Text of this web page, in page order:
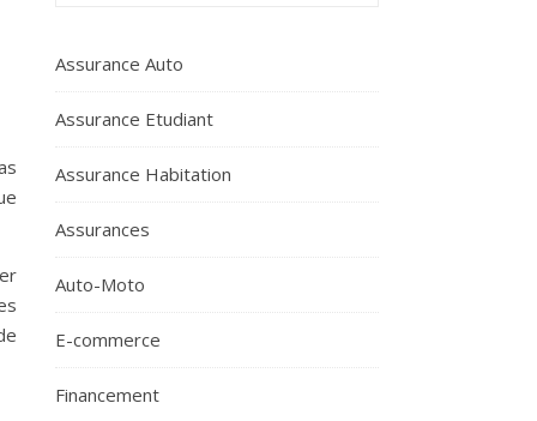
Assurance Auto
Assurance Etudiant
Assurance Habitation
Assurances
Auto-Moto
E-commerce
Financement